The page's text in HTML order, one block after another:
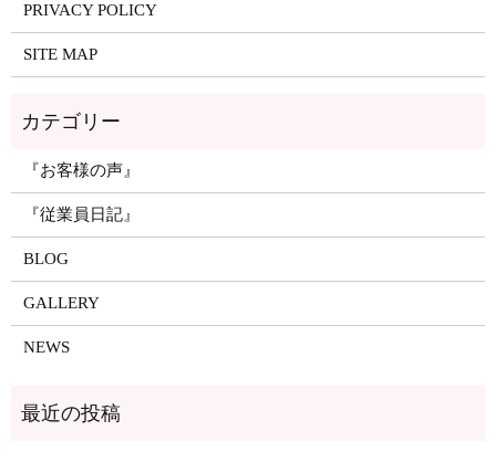
PRIVACY POLICY
SITE MAP
『お客様の声』
『従業員日記』
BLOG
GALLERY
NEWS